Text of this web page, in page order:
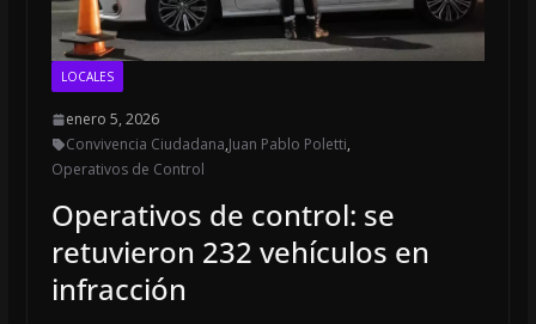
LOCALES
enero 5, 2026
Convivencia Ciudadana,Juan Pablo Poletti,
Operativos de Control
Operativos de control: se
retuvieron 232 vehículos en
infracción